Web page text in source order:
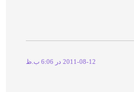
2011-08-12 در 6:06 ب.ظ